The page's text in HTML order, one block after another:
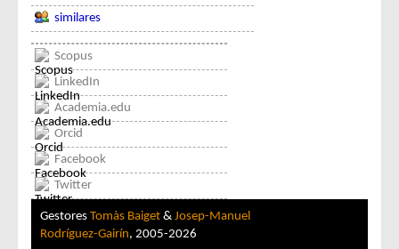
similares
Scopus
LinkedIn
Academia.edu
Orcid
Facebook
Twitter
Gestores Tomàs Baiget & Josep-Manuel
Rodríguez-Gairín, 2005-2026